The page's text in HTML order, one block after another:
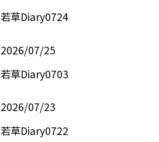
若草Diary0724
2026/07/25
若草Diary0703
2026/07/23
若草Diary0722